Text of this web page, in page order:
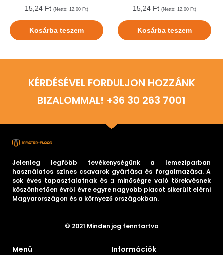
15,24 Ft (Nettó: 12,00 Ft)
Kosárba teszem
15,24 Ft (Nettó: 12,00 Ft)
Kosárba teszem
KÉRDÉSÉVEL FORDULJON HOZZÁNK
BIZALOMMAL! +36 30 263 7001
Jelenleg legfőbb tevékenységünk a lemeziparban
használatos színes csavarok gyártása és forgalmazása. A
sok éves tapasztalatnak és a minőségre való törekvésnek
köszönhetően évről évre egyre nagyobb piacot sikerült elérni
Magyarországon és a környező országokban.
© 2021 Minden jog fenntartva
Menü Információk